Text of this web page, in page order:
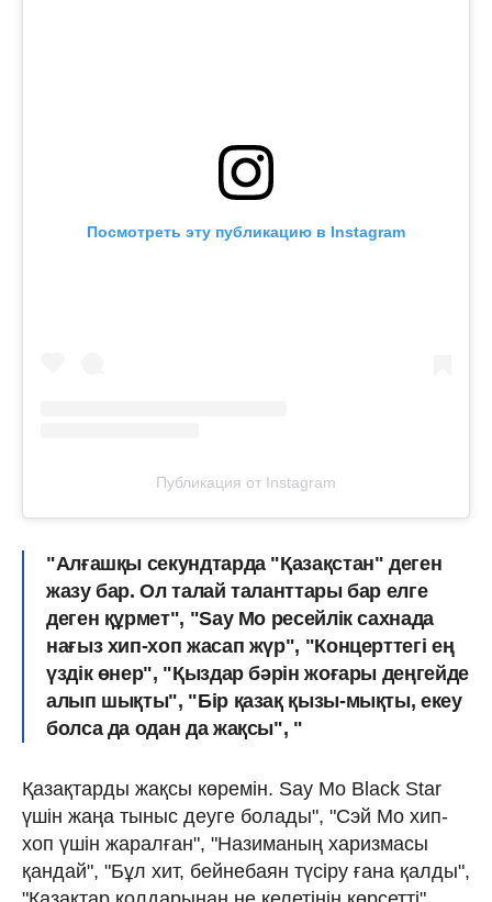
Посмотреть эту публикацию в Instagram
Публикация от Instagram
"Алғашқы секундтарда "Қазақстан" деген
жазу бар. Ол талай таланттары бар елге
деген құрмет", "Say Mo ресейлік сахнада
нағыз хип-хоп жасап жүр", "Концерттегі ең
үздік өнер", "Қыздар бәрін жоғары деңгейде
алып шықты", "Бір қазақ қызы-мықты, екеу
болса да одан да жақсы", "
Қазақтарды жақсы көремін. Say Mo Black Star
үшін жаңа тыныс деуге болады", "Сэй Мо хип-
хоп үшін жаралған", "Назиманың харизмасы
қандай", "Бұл хит, бейнебаян түсіру ғана қалды",